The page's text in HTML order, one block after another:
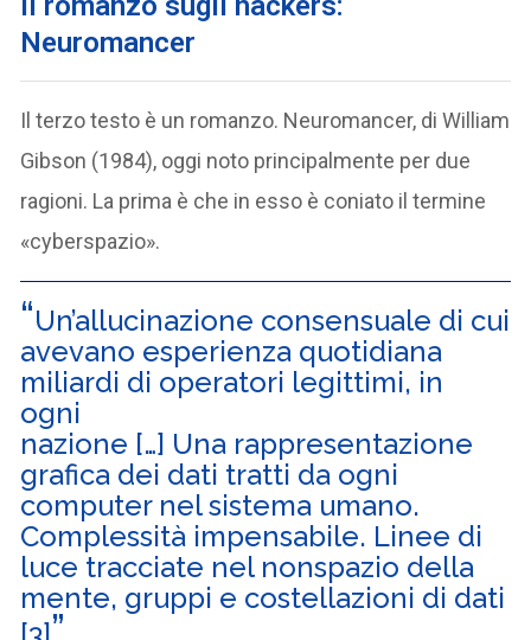
Neuromancer
Il terzo testo è un romanzo. Neuromancer, di William
Gibson (1984), oggi noto principalmente per due
ragioni. La prima è che in esso è coniato il termine
«cyberspazio».
Un’allucinazione consensuale di cui
avevano esperienza quotidiana
miliardi di operatori legittimi, in
ogni
nazione […] Una rappresentazione
grafica dei dati tratti da ogni
computer nel sistema umano.
Complessità impensabile. Linee di
luce tracciate nel nonspazio della
mente, gruppi e costellazioni di dati